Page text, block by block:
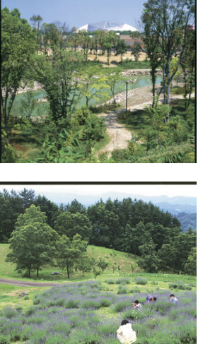
安友庭園
大分市西部の「県民の森」内にある和風庭
園。場所：大分市大字廻栖野庭園の様子１
庭園の様子２庭園の様子３庭園の様子４庭
園の様子５庭園の様子６庭園の様子…
続きを読む